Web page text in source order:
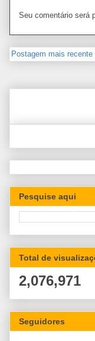
Seu comentário será
Postagem mais recente
Pesquise aqui
Total de
2,076,971
Seguidores